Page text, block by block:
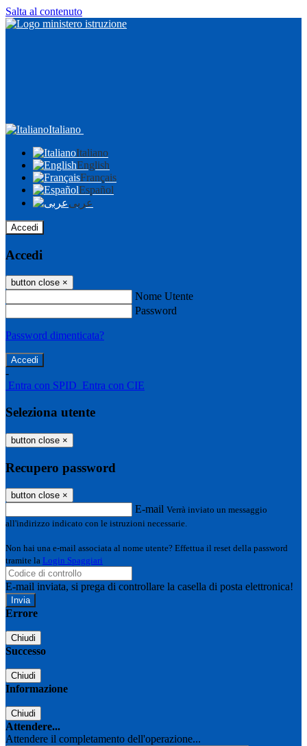
Salta al contenuto
Italiano
Italiano
English
Français
Español
عربى
Accedi
Accedi
button close ×
Nome Utente
Password
Password dimenticata?
-
Entra con SPID Entra con CIE
Seleziona utente
button close ×
Recupero password
button close ×
E-mail Verrà inviato un messaggio
all'indirizzo indicato con le istruzioni necessarie.
Non hai una e-mail associata al nome utente? Effettua il reset della password
tramite la Login Spaggiari
E-mail inviata, si prega di controllare la casella di posta elettronica!
Errore
Chiudi
Successo
Chiudi
Informazione
Chiudi
Attendere...
Attendere il completamento dell'operazione...